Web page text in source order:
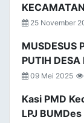
25 November
MUSDESUS
PUTIH
09 Mei 2025
Kasi PMD
LPJ